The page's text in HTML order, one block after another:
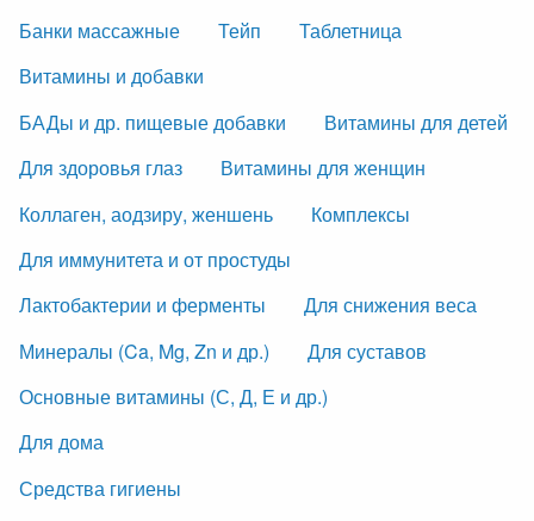
Банки массажные
Тейп
Таблетница
Витамины и добавки
БАДы и др. пищевые добавки
Витамины для детей
Для здоровья глаз
Витамины для женщин
Коллаген, аодзиру, женшень
Комплексы
Для иммунитета и от простуды
Лактобактерии и ферменты
Для снижения веса
Минералы (Ca, Mg, Zn и др.)
Для суставов
Основные витамины (С, Д, Е и др.)
Для дома
Средства гигиены